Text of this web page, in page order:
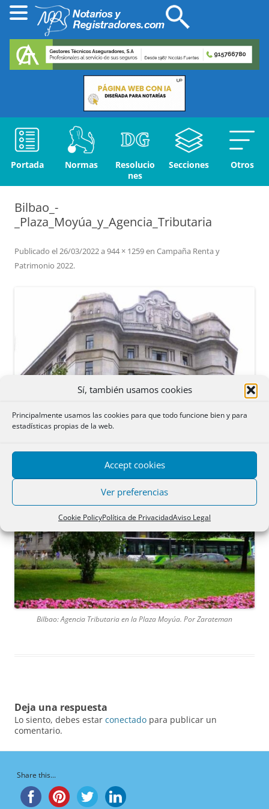
Sí, también usamos cookies
Principalmente usamos las cookies para que todo funcione bien y para
estadísticas propias de la web.
Accept cookies
Ver preferencias
Cookie PolicyPolítica de PrivacidadAviso Legal
Portada Normas
Resolucio
nes
Secciones Otros
Bilbao_-
_Plaza_Moyúa_y_Agencia_Tributaria
Publicado el26/03/2022a 944 × 1259en Campaña Renta y
Patrimonio 2022.
Bilbao: Agencia Tributaria en la Plaza Moyúa. Por Zarateman
Deja una respuesta
Lo siento, debes estar conectado para publicar un
comentario.
Share this...